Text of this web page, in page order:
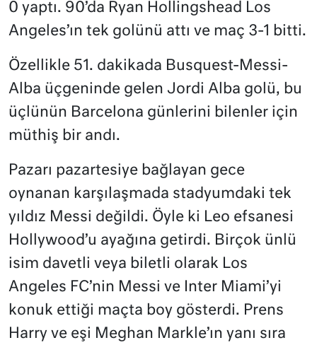
0 yaptı. 90’da Ryan Hollingshead Los
Angeles’ın tek golünü attı ve maç 3-1 bitti.
Özellikle 51. dakikada Busquest-Messi-
Alba üçgeninde gelen Jordi Alba golü, bu
üçlünün Barcelona günlerini bilenler için
müthiş bir andı.
Pazarı pazartesiye bağlayan gece
oynanan karşılaşmada stadyumdaki tek
yıldız Messi değildi. Öyle ki Leo efsanesi
Hollywood’u ayağına getirdi. Birçok ünlü
isim davetli veya biletli olarak Los
Angeles FC’nin Messi ve Inter Miami’yi
konuk ettiği maçta boy gösterdi. Prens
Harry ve eşi Meghan Markle’ın yanı sıra